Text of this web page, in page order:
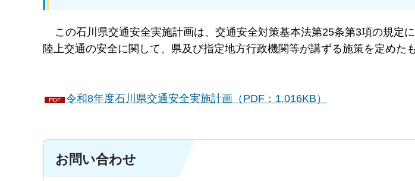
この石川県交通安全実施計画は、交通安全対策基本法第25条第3項の規定
陸上交通の安全に関して、県及び指定地方行政機関等が講ずる施策を定めたも
令和8年度石川県交通安全実施計画（PDF：1,016KB）
お問い合わせ